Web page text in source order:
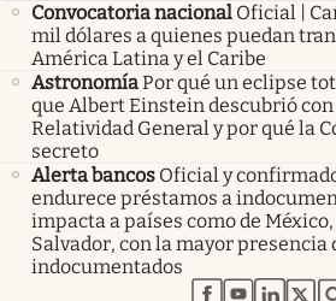
Convocatoria nacional Oficial |
mil dólares a quienes puedan
América Latina y el Caribe
AstronomíaPor qué un eclipse
que Albert Einstein descubrió con
Relatividad General y por qué la
secreto
Alerta bancos Oficial y
endurece préstamos a
impacta a países como de
Salvador, con la mayor presencia
indocumentados
abre en nueva
abre en
abre